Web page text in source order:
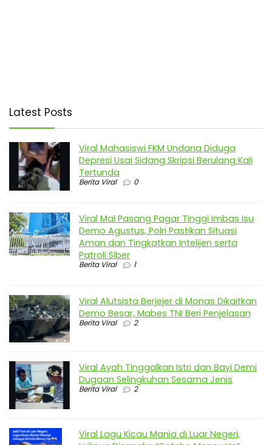
Latest Posts
Viral Mahasiswi FKM Undana Diduga
Depresi Usai Sidang Skripsi Berulang Kali
Tertunda
Berita Viral 0
Viral Mal Pasang Pagar Tinggi Imbas Isu
Demo Agustus, Polri Pastikan Situasi
Aman dan Tingkatkan Intelijen serta
Patroli Siber
Berita Viral 1
Viral Alutsista Berjejer di Monas Dikaitkan
Demo Besar, Mabes TNI Beri Penjelasan
Berita Viral 2
Viral Ayah Tinggalkan Istri dan Bayi Demi
Dugaan Selingkuhan Sesama Jenis
Berita Viral 2
Viral Lagu Kicau Mania di Luar Negeri,